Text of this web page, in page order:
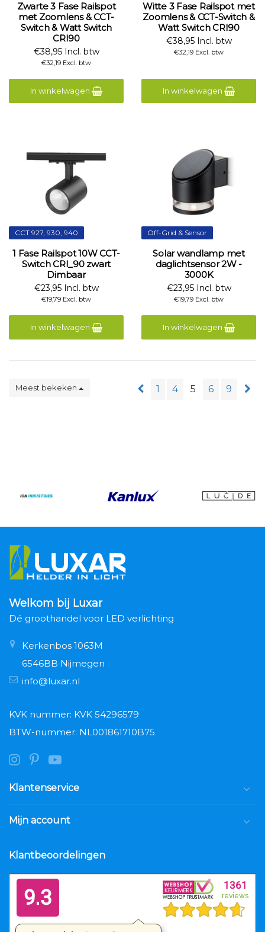
Zwarte 3 Fase Railspot
met Zoomlens & CCT-
Switch & Watt Switch
CRI90
€38,95 Incl. btw
€32,19 Excl. btw
In winkelwagen
Witte 3 Fase Railspot met
Zoomlens & CCT-Switch &
Watt Switch CRI90
€38,95 Incl. btw
€32,19 Excl. btw
In winkelwagen
CCT 927, 930, 940
1 Fase Railspot 10W CCT-
Switch CRI_90 zwart
Dimbaar
€23,95 Incl. btw
€19,79 Excl. btw
In winkelwagen
Off-Grid & Sensor
Solar wandlamp met
daglichtsensor 2W -
3000K
€23,95 Incl. btw
€19,79 Excl. btw
In winkelwagen
Meest bekeken 1 4 5 6 9
Welkom bij Luxar
Dé groothandel voor LED verlichting
Kerkenbos 1063M
6546BB Nijmegen
info@luxar.nl
KVK nummer: KVK 54296579
BTW-nummer: NL001861710B75
Klantenservice
Mijn account
Klantbeoordelingen